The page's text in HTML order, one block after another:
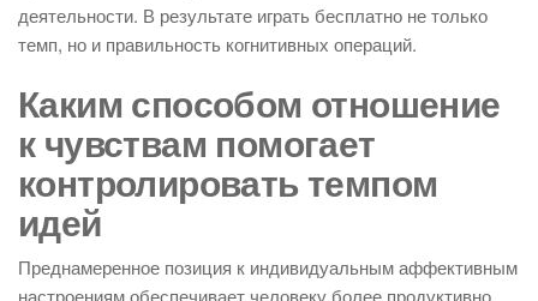
деятельности. В результате играть бесплатно не только
темп, но и правильность когнитивных операций.
Каким способом отношение
к чувствам помогает
контролировать темпом
идей
Преднамеренное позиция к индивидуальным аффективным
настроениям обеспечивает человеку более продуктивно